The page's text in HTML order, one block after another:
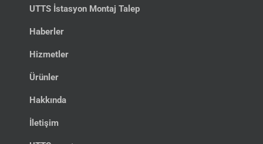
UTTS İstasyon Montaj Talep
Haberler
Hizmetler
Ürünler
Hakkında
İletişim